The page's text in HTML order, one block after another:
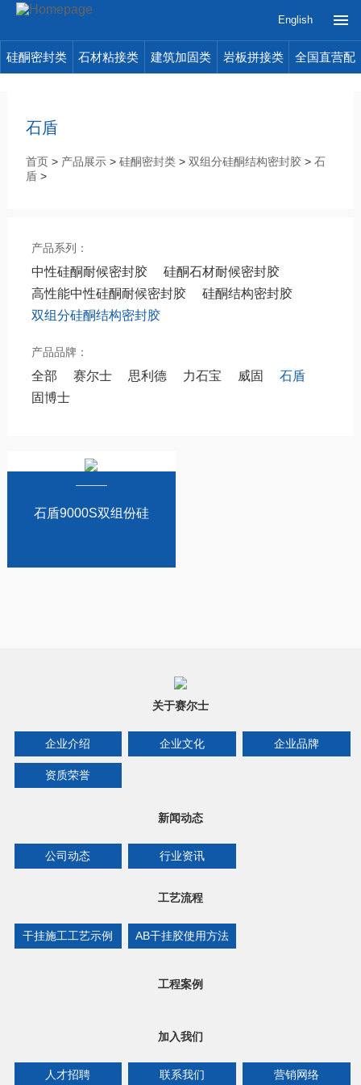
English
硅酮密封类 石材粘接类 建筑加固类 岩板拼接类 全国直营配
石盾
首页> 产品展示> 硅酮密封类> 双组分硅酮结构密封胶> 石
盾>
产品系列：
中性硅酮耐候密封胶
硅酮石材耐候密封胶
高性能中性硅酮耐候密封胶
硅酮结构密封胶
双组分硅酮结构密封胶
产品品牌：
全部 赛尔士 思利德 力石宝 威固
石盾
固博士
石盾9000S双组份硅
关于赛尔士
企业介绍 企业文化 企业品牌
资质荣誉
新闻动态
公司动态 行业资讯
工艺流程
干挂施工工艺示例 AB干挂胶使用方法
工程案例
加入我们
人才招聘 联系我们 营销网络